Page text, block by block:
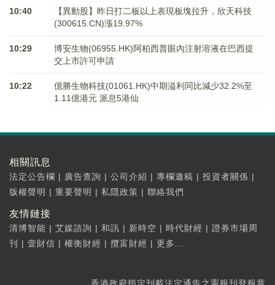
10:40
【異動股】昨日打二板以上表現板塊拉升，欣天科技
(300615.CN)漲19.97%
10:29
博安生物(06955.HK)阿柏西普眼內注射溶液在巴西提
交上市許可申請
10:22
億勝生物科技(01061.HK)中期溢利同比減少32.2%至
1.11億港元 派息5港仙
相關訊息
法定公告欄 | 廣告查詢 | 公司介紹 | 專欄邀稿 | 投資者關係 |
版權聲明 | 重要聲明 | 私隱政策 | 聯絡我們
友情鏈接
清博智能 | 艾媒諮詢 | 和訊 | 新時空 | 時代財經 | 證券市場周
刊
| 壹財信 | 權衡財經 | 攬富財經 | 更多...